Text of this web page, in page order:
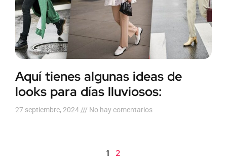
Aquí tienes algunas ideas de
looks para días lluviosos:
27 septiembre, 2024 No hay comentarios
1 2